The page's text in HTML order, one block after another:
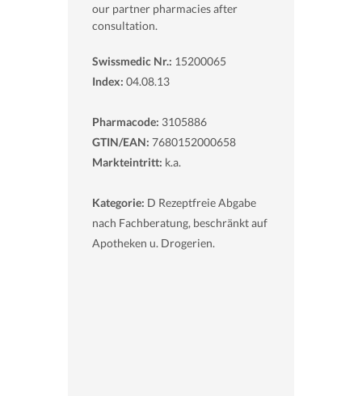
our partner pharmacies after
consultation.
Swissmedic Nr.: 15200065
Index: 04.08.13
Pharmacode: 3105886
GTIN/EAN: 7680152000658
Markteintritt: k.a.
Kategorie: D Rezeptfreie Abgabe
nach Fachberatung, beschränkt auf
Apotheken u. Drogerien.